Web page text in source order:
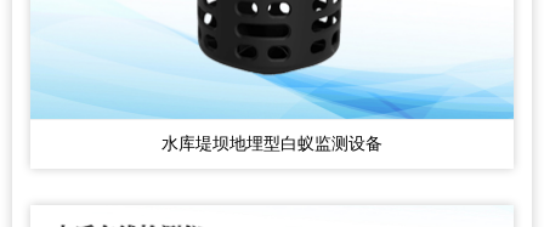
水库堤坝地埋型白蚁监测设备